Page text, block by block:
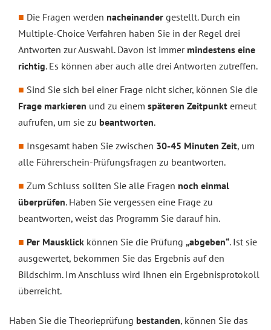
Die Fragen werden nacheinander gestellt. Durch ein
Multiple-Choice Verfahren haben Sie in der Regel drei
Antworten zur Auswahl. Davon ist immer mindestens eine
richtig. Es können aber auch alle drei Antworten zutreffen.
Sind Sie sich bei einer Frage nicht sicher, können Sie die
Frage markieren und zu einem späteren Zeitpunkt erneut
aufrufen, um sie zu beantworten.
Insgesamt haben Sie zwischen 30-45 Minuten Zeit, um
alle Führerschein-Prüfungsfragen zu beantworten.
Zum Schluss sollten Sie alle Fragen noch einmal
überprüfen. Haben Sie vergessen eine Frage zu
beantworten, weist das Programm Sie darauf hin.
Per Mausklick können Sie die Prüfung „abgeben“. Ist sie
ausgewertet, bekommen Sie das Ergebnis auf den
Bildschirm. Im Anschluss wird Ihnen ein Ergebnisprotokoll
überreicht.
Haben Sie die Theorieprüfung bestanden, können Sie das